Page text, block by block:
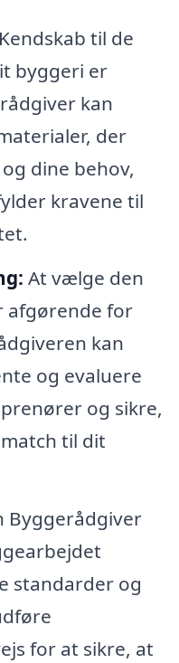
Kendskab til de
byggeri er
kan
der
dine behov,
kravene til
At vælge den
afgørende for
kan
og evaluere
og sikre,
til dit
Byggerådgiver
standarder og
for at sikre, at